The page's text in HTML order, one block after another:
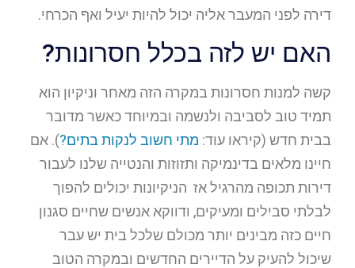
דירה לפני המעבר אליה יכול להיות יעיל ואף הכרחי.
האם יש לזה בכלל חסרונות?
קשה למנות חסרונות במקרה הזה מאחר וניקיון הוא
תמיד טוב לסביבה ולנשמה ובמיוחד כאשר מדובר
בבית חדש (קיראו עוד: מתי חשוב לנקות בתים?). אם
חיינו מלאים בדינמיקה ותזוזות והנטייה שלנו לעבור
דירות תכופה מהרגיל אז הניקיונות יכולים להפוך
לבלתי סבילים ומעיקים, ודווקא אנשים שחיים סגנון
חיים כזה מבינים יותר מכולם שלכל בית יש עבר
שיכול להעיק על הדיירים החדשים ובמקרה הטוב